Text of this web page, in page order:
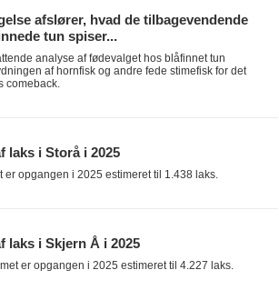
afslører, hvad de tilbagevendende
tun spiser...
analyse af fødevalget hos blåfinnet tun
af hornfisk og andre fede stimefisk for det
comeback.
laks i Storå i 2025
er opgangen i 2025 estimeret til 1.438 laks.
laks i Skjern Å i 2025
er opgangen i 2025 estimeret til 4.227 laks.